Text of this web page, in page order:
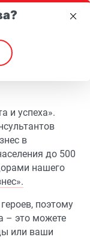
и успеха».
в
до 500
нашего
поэтому
– это можете
или ваши